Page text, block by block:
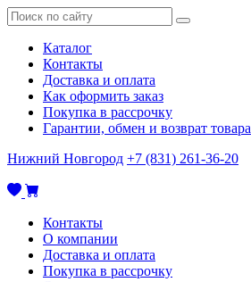
Каталог
Контакты
Доставка и оплата
Как оформить заказ
Покупка в рассрочку
Гарантии, обмен и возврат товара
Нижний Новгород +7 (831) 261-36-20
Контакты
О компании
Доставка и оплата
Покупка в рассрочку